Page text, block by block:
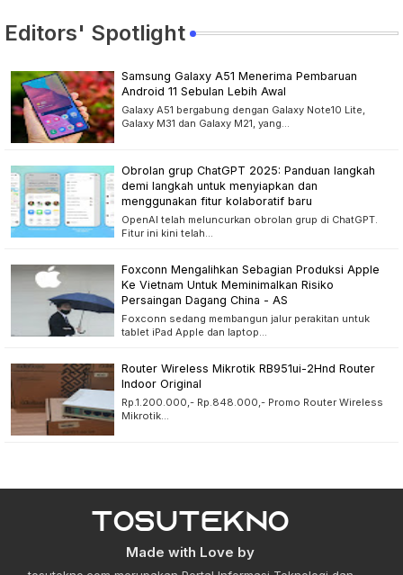
Editors' Spotlight
Samsung Galaxy A51 Menerima Pembaruan
Android 11 Sebulan Lebih Awal
Galaxy A51 bergabung dengan Galaxy Note10 Lite,
Galaxy M31 dan Galaxy M21, yang…
Obrolan grup ChatGPT 2025: Panduan langkah
demi langkah untuk menyiapkan dan
menggunakan fitur kolaboratif baru
OpenAI telah meluncurkan obrolan grup di ChatGPT.
Fitur ini kini telah…
Foxconn Mengalihkan Sebagian Produksi Apple
Ke Vietnam Untuk Meminimalkan Risiko
Persaingan Dagang China - AS
Foxconn sedang membangun jalur perakitan untuk
tablet iPad Apple dan laptop…
Router Wireless Mikrotik RB951ui-2Hnd Router
Indoor Original
Rp.1.200.000,- Rp.848.000,- Promo Router Wireless
Mikrotik…
Made with Love by